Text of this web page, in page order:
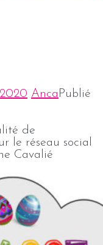
Anca Publié
de
le réseau social
Cavalié